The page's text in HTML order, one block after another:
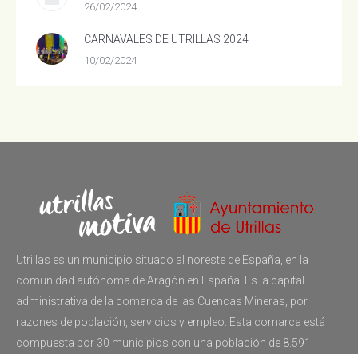
26/02/2024
CARNAVALES DE UTRILLAS 2024
10/02/2024
Utrillas es un municipio situado al noreste de España, en la
comunidad autónoma de Aragón en España. Es la capital
administrativa de la comarca de las Cuencas Mineras, por
razones de población, servicios y empleo. Esta comarca está
compuesta por 30 municipios con una población de 8.591